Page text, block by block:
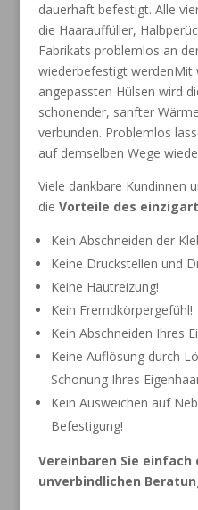
dauerhaft befestigt. Alle
die Haarauffüller,
Fabrikats problemlos an
wiederbefestigt werdenMit
angepassten Hülsen wird
schonender, sanfter
verbunden. Problemlos
auf demselben Wege
Viele dankbare Kundinnen
die Vorteile des
Kein Abschneiden der
Keine Druckstellen und
Keine Hautreizung!
Kein Fremdkörpergefühl!
Kein Abschneiden Ihres
Keine Auflösung durch
Schonung Ihres
Kein Ausweichen auf
Befestigung!
Vereinbaren Sie
unverbindlichen